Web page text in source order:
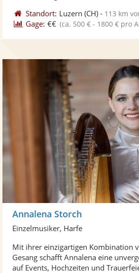
Standort: Luzern (CH) - 113 km von
Gage: €€ (ca. 500 € - 1800 € pro
Annalena Storch
Einzelmusiker, Harfe
Mit ihrer einzigartigen Kombination
Gesang schafft Annalena eine
auf Events, Hochzeiten und